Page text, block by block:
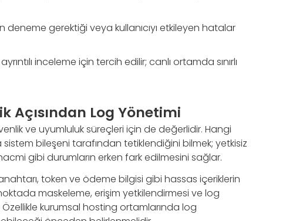
deneme gerektiği veya kullanıcıyı etkileyen hatalar
inceleme için tercih edilir; canlı ortamda sınırlı
Açısından Log Yönetimi
ve uyumluluk süreçleri için de değerlidir. Hangi
sistem bileşeni tarafından tetiklendiğini bilmek; yetkisiz
hacmi gibi durumların erken fark edilmesini sağlar.
token ve ödeme bilgisi gibi hassas içeriklerin
maskeleme, erişim yetkilendirmesi ve log
kurumsal hosting ortamlarında log